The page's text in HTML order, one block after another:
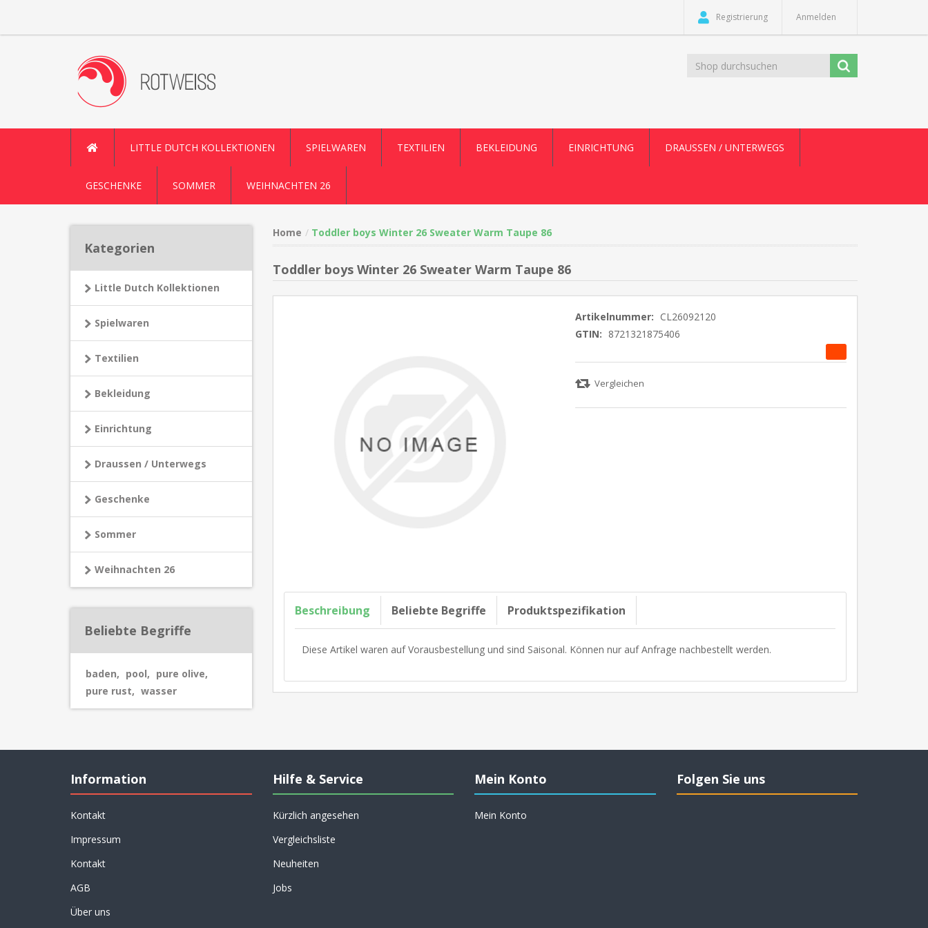
Registrierung Anmelden
LITTLE DUTCH KOLLEKTIONEN SPIELWAREN TEXTILIEN BEKLEIDUNG EINRICHTUNG DRAUSSEN / UNTERWEGS
GESCHENKE SOMMER WEIHNACHTEN 26
Kategorien
Little Dutch Kollektionen
Spielwaren
Textilien
Bekleidung
Einrichtung
Draussen / Unterwegs
Geschenke
Sommer
Weihnachten 26
Beliebte Begriffe
baden, pool, pure olive,
pure rust, wasser
Home Toddler boys Winter 26 Sweater Warm Taupe 86
Toddler boys Winter 26 Sweater Warm Taupe 86
Artikelnummer: CL26092120
GTIN: 8721321875406
Beschreibung Beliebte Begriffe Produktspezifikation
Diese Artikel waren auf Vorausbestellung und sind Saisonal. Können nur auf Anfrage nachbestellt werden.
Information
Kontakt
Impressum
Kontakt
AGB
Über uns
Hilfe & Service
Kürzlich angesehen
Vergleichsliste
Neuheiten
Jobs
Mein Konto
Mein Konto
Folgen Sie uns